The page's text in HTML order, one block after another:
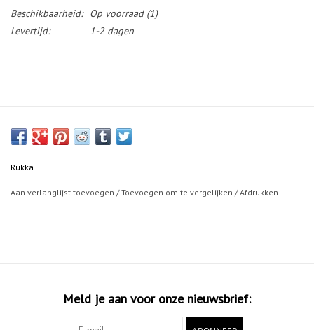
Beschikbaarheid: Op voorraad(1)
Levertijd:
1-2 dagen
Rukka
Aan verlanglijst toevoegen /Toevoegen om te vergelijken /Afdrukken
Meld je aan voor onze nieuwsbrief: